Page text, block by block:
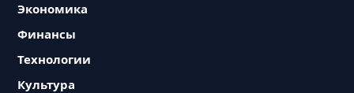
Экономика
Финансы
Технологии
Культура